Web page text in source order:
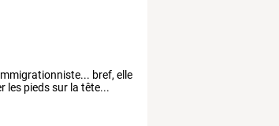
bref, elle
les pieds sur la tête...